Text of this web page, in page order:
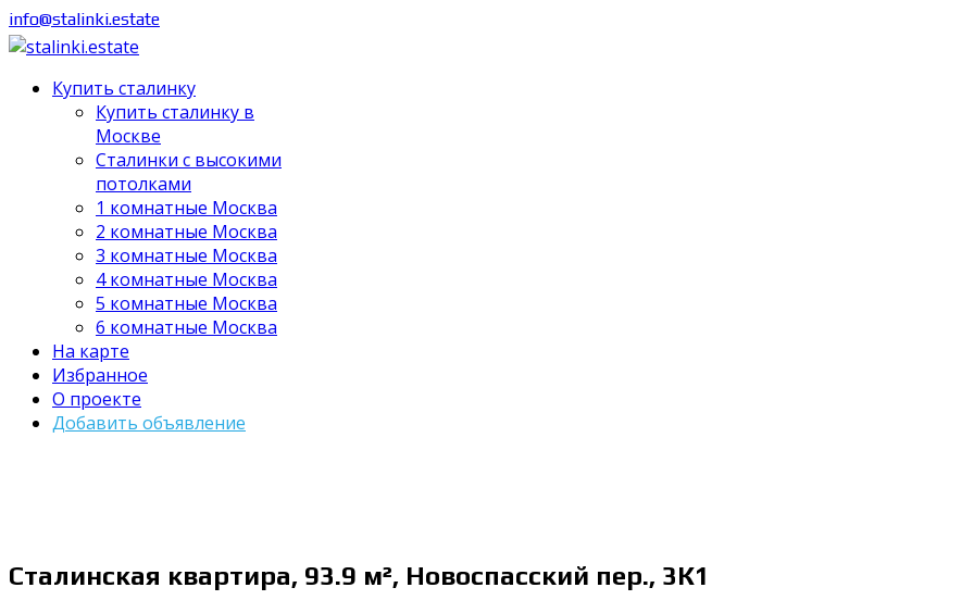
info@stalinki.estate
Купить сталинку
Купить сталинку в
Москве
Cталинки с высокими
потолками
1 комнатные Москва
2 комнатные Москва
3 комнатные Москва
4 комнатные Москва
5 комнатные Москва
6 комнатные Москва
На карте
Избранное
О проекте
Добавить объявление
Сталинская квартира, 93.9 м², Новоспасский пер., 3К1